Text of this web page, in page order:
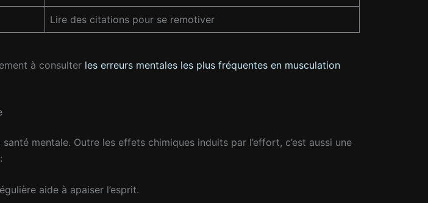
Lire des citations pour se remotiver
à consulter les erreurs mentales les plus fréquentes en musculation
mentale. Outre les effets chimiques induits par l’effort, c’est aussi une
aide à apaiser l’esprit.